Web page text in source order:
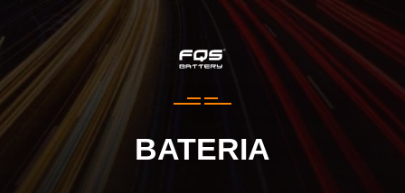
BATERIA